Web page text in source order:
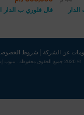
فال فلوري ب الدار
عن الشركة شروط
© 2026 جميع الحقوق محفوظة . مبوب إس إل.